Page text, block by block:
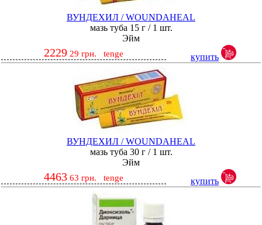
ВУНДЕХИЛ / WOUNDAHEAL
мазь туба 15 г / 1 шт.
Эйм
2229 29 грн. tenge купить
ВУНДЕХИЛ / WOUNDAHEAL
мазь туба 30 г / 1 шт.
Эйм
4463 63 грн. tenge купить